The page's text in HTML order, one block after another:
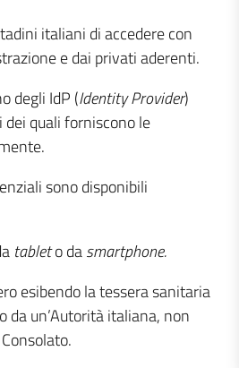
italiani di accedere con
e dai privati aderenti.
degli IdP (Identity Provider)
dei quali forniscono le
sono disponibili
tableto dasmartphone.
esibendo la tessera sanitaria
da un’Autorità italiana, non